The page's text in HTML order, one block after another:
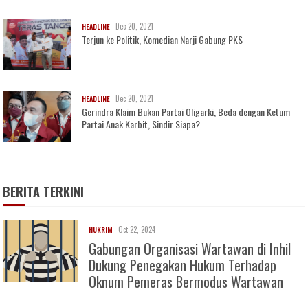
HEADLINE Dec 20, 2021
Terjun ke Politik, Komedian Narji Gabung PKS
HEADLINE Dec 20, 2021
Gerindra Klaim Bukan Partai Oligarki, Beda dengan Ketum
Partai Anak Karbit, Sindir Siapa?
BERITA TERKINI
HUKRIM Oct 22, 2024
Gabungan Organisasi Wartawan di Inhil
Dukung Penegakan Hukum Terhadap
Oknum Pemeras Bermodus Wartawan